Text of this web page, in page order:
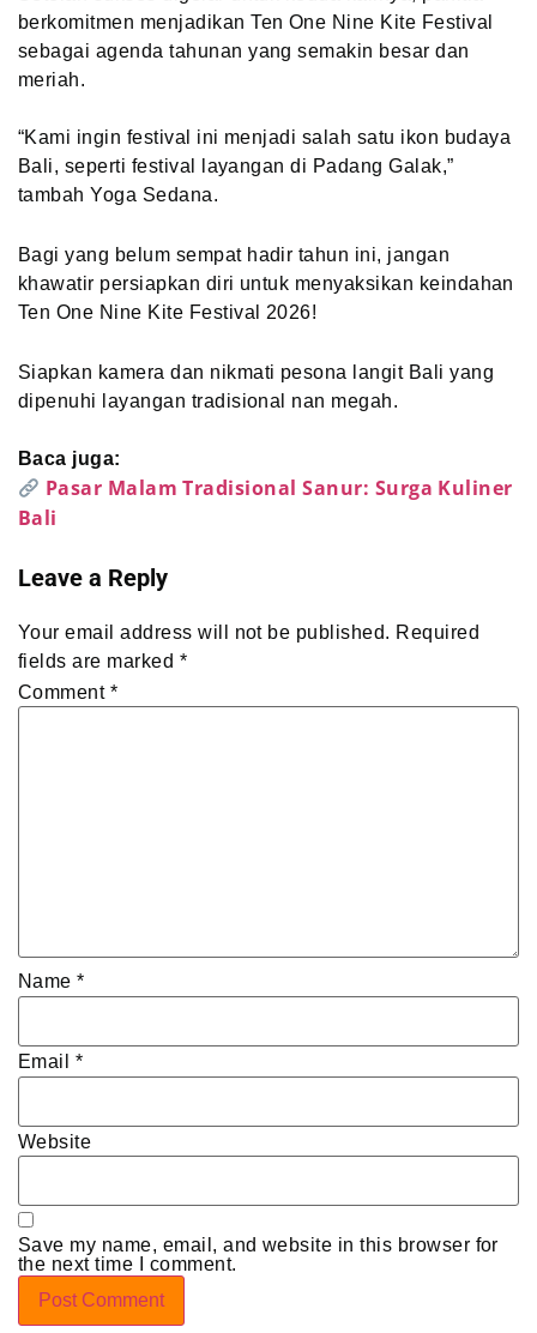
berkomitmen menjadikan Ten One Nine Kite Festival
sebagai agenda tahunan yang semakin besar dan
meriah.
“Kami ingin festival ini menjadi salah satu ikon budaya
Bali, seperti festival layangan di Padang Galak,”
tambah Yoga Sedana.
Bagi yang belum sempat hadir tahun ini, jangan
khawatir persiapkan diri untuk menyaksikan keindahan
Ten One Nine Kite Festival 2026!
Siapkan kamera dan nikmati pesona langit Bali yang
dipenuhi layangan tradisional nan megah.
Baca juga:
Pasar Malam Tradisional Sanur: Surga Kuliner
Bali
Leave a Reply
Your email address will not be published. Required
fields are marked *
Comment *
Name*
Email *
Website
Save my name, email, and website in this browser for
the next time I comment.